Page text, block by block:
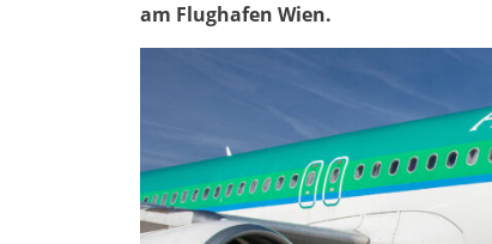
am Flughafen Wien.